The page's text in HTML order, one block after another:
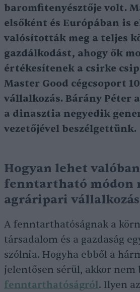
baromfitenyésztője volt.
elsőként és Európában is
valósították meg a teljes
gazdálkodást, ahogy ők
értékesítenek a csirke
Master Good cégcsoport
vállalkozás. Bárány Péter
a dinasztia negyedik
vezetőjével beszélgettünk.
Hogyan lehet valóban
fenntartható módon
agráripari
A fenntarthatóságnak a
társadalom és a gazdaság
szólnia. Hogyha ebből a
jelentősen sérül, akkor nem
fenntarthatóságról. Ilyen